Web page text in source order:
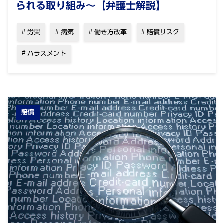
られる取り組み～【弁護士解説】
労災 病気 働き方改革 賠償リスク
ハラスメント
賠償